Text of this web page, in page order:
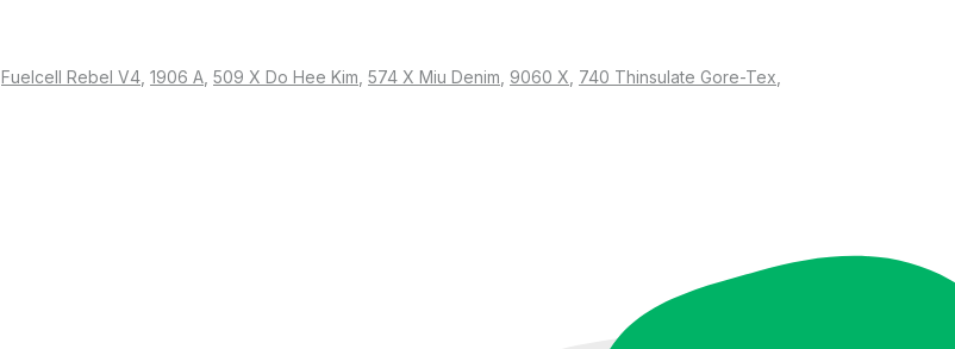
Fuelcell Rebel V4 1906 A 509 X Do Hee Kim 574 X Miu Denim 9060 X 740 Thinsulate Gore-Tex